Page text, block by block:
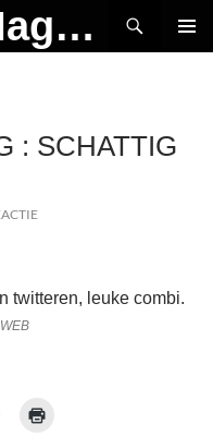
MAD Media Magazine
: SCHATTIG
twitteren, leuke combi.